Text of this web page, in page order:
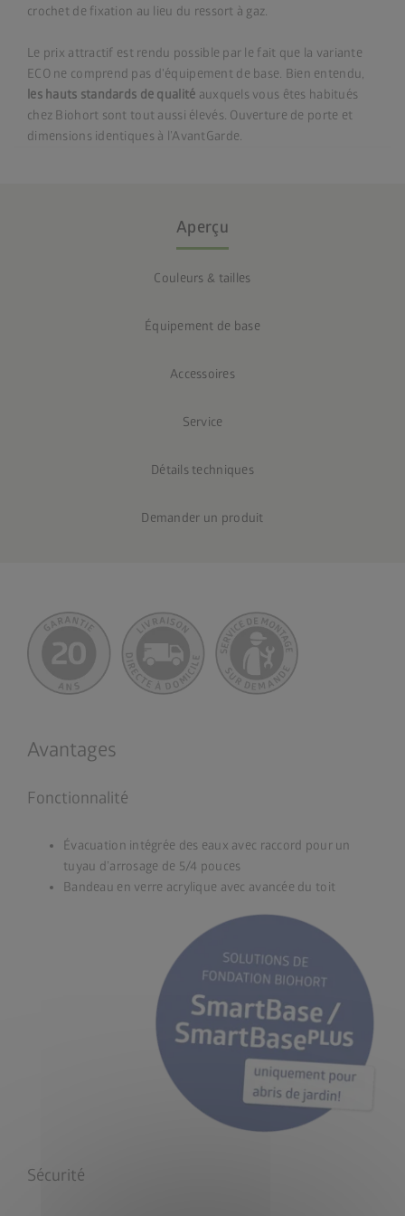
crochet de fixation au lieu du ressort à gaz.
Le prix attractif est rendu possible par le fait que la variante
ECO ne comprend pas d'équipement de base. Bien entendu,
les hauts standards de qualité auxquels vous êtes habitués
chez Biohort sont tout aussi élevés. Ouverture de porte et
dimensions identiques à l’AvantGarde.
Aperçu
Couleurs & tailles
Équipement de base
Accessoires
Service
Détails techniques
Demander un produit
Avantages
Fonctionnalité
Évacuation intégrée des eaux avec raccord pour un
tuyau d’arrosage de 5/4 pouces
Bandeau en verre acrylique avec avancée du toit
Sécurité